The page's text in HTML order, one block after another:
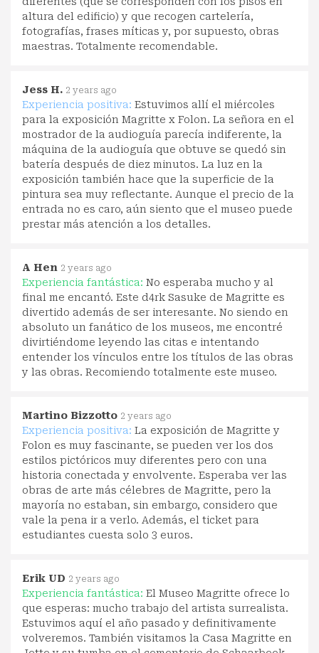
altura del edificio) y que recogen cartelería,
fotografías, frases míticas y, por supuesto, obras
maestras. Totalmente recomendable.
Jess H. 2 years ago
Experiencia positiva: Estuvimos allí el miércoles
para la exposición Magritte x Folon. La señora en el
mostrador de la audioguía parecía indiferente, la
máquina de la audioguía que obtuve se quedó sin
batería después de diez minutos. La luz en la
exposición también hace que la superficie de la
pintura sea muy reflectante. Aunque el precio de la
entrada no es caro, aún siento que el museo puede
prestar más atención a los detalles.
A Hen 2 years ago
Experiencia fantástica: No esperaba mucho y al
final me encantó. Este d4rk Sasuke de Magritte es
divertido además de ser interesante. No siendo en
absoluto un fanático de los museos, me encontré
divirtiéndome leyendo las citas e intentando
entender los vínculos entre los títulos de las obras
y las obras. Recomiendo totalmente este museo.
Martino Bizzotto 2 years ago
Experiencia positiva: La exposición de Magritte y
Folon es muy fascinante, se pueden ver los dos
estilos pictóricos muy diferentes pero con una
historia conectada y envolvente. Esperaba ver las
obras de arte más célebres de Magritte, pero la
mayoría no estaban, sin embargo, considero que
vale la pena ir a verlo. Además, el ticket para
estudiantes cuesta solo 3 euros.
Erik UD 2 years ago
Experiencia fantástica: El Museo Magritte ofrece lo
que esperas: mucho trabajo del artista surrealista.
Estuvimos aquí el año pasado y definitivamente
volveremos. También visitamos la Casa Magritte en